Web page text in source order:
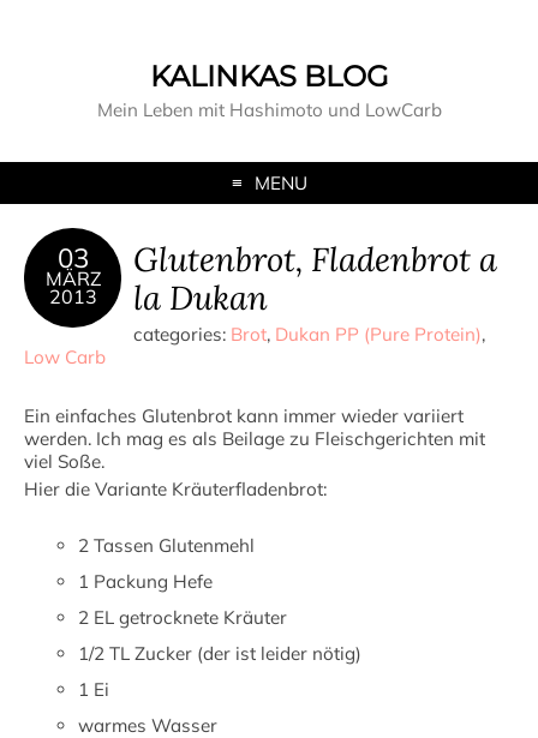
KALINKAS BLOG
Mein Leben mit Hashimoto und LowCarb
MENU
03
MÄRZ
2013
Glutenbrot, Fladenbrot a
la Dukan
categories: Brot, Dukan PP (Pure Protein),
Low Carb
Ein einfaches Glutenbrot kann immer wieder variiert
werden. Ich mag es als Beilage zu Fleischgerichten mit
viel Soße.
Hier die Variante Kräuterfladenbrot:
2 Tassen Glutenmehl
1 Packung Hefe
2 EL getrocknete Kräuter
1/2 TL Zucker (der ist leider nötig)
1 Ei
warmes Wasser